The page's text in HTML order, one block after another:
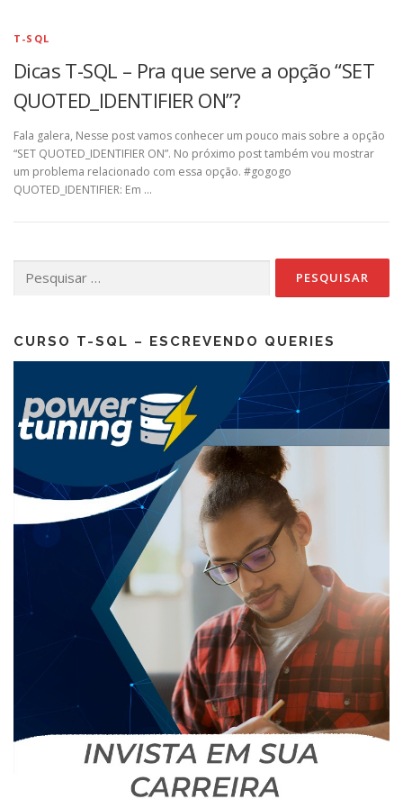
T-SQL
Dicas T-SQL – Pra que serve a opção “SET
QUOTED_IDENTIFIER ON”?
Fala galera, Nesse post vamos conhecer um pouco mais sobre a opção
“SET QUOTED_IDENTIFIER ON”. No próximo post também vou mostrar
um problema relacionado com essa opção. #gogogo
QUOTED_IDENTIFIER: Em …
por:
CURSO T-SQL – ESCREVENDO QUERIES